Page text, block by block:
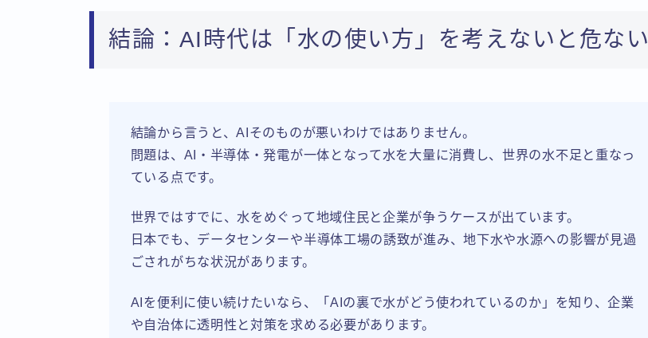
結論：AI時代は「水の使い方」を考えないと危ない
結論から言うと、AIそのものが悪いわけではありません。
問題は、AI・半導体・発電が一体となって水を大量に消費し、世界の水不足と重なっ
ている点です。
世界ではすでに、水をめぐって地域住民と企業が争うケースが出ています。
日本でも、データセンターや半導体工場の誘致が進み、地下水や水源への影響が見過
ごされがちな状況があります。
AIを便利に使い続けたいなら、「AIの裏で水がどう使われているのか」を知り、企業
や自治体に透明性と対策を求める必要があります。